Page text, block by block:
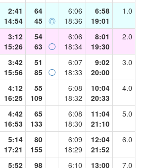
2:41
14:54
64
45 ◎
6:06
18:36
6:58
19:01
1.0
3:12
15:26
54
63 ◯
6:06
18:34
8:01
19:30
2.0
3:42
15:56
51
85 ◯
6:07
18:33
9:02
20:00
3.0
4:12
16:25
55
109
6:08
18:32
10:04
20:33
4.0
4:42
16:53
65
133
6:08
18:30
11:04
21:10
5.0
5:14
17:21
80
155
6:09
18:29
12:04
21:52
6.0
5:52 98 6:10 13:00 7.0